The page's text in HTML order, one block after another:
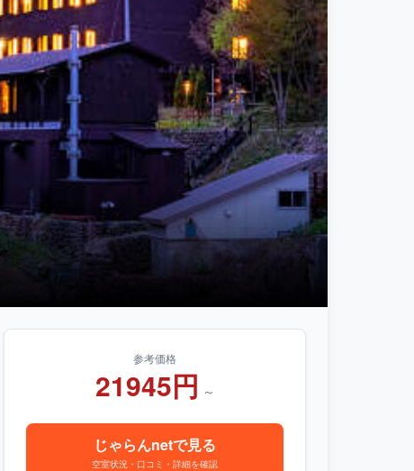
参考価格
21945円 ～
じゃらんnetで見る
空室状況・口コミ・詳細を確認